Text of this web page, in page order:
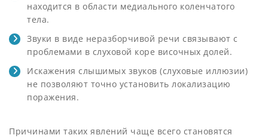
находится в области медиального коленчатого
тела.
Звуки в виде неразборчивой речи связывают с
проблемами в слуховой коре височных долей.
Искажения слышимых звуков (слуховые иллюзии)
не позволяют точно установить локализацию
поражения.
Причинами таких явлений чаще всего становятся